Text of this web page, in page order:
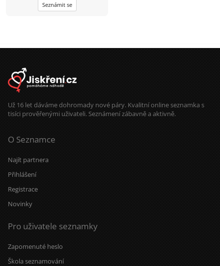
Seznámit se
Už 16 let dáváme dohromady nové páry. Kvalitní online seznamka s
tisíci prověřenými uživateli. Seznámení zábavně a aktivně.
O Seznamce
Najít partnera
Přihlášení
Registrace
Novinky
Pro uživatele seznamky
Zapomenuté heslo
Škola seznamování